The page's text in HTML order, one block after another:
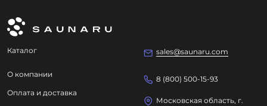
Каталог
О компании
Оплата и доставка
sales@saunaru.com
8 (800) 500-15-93
Московская область, г.